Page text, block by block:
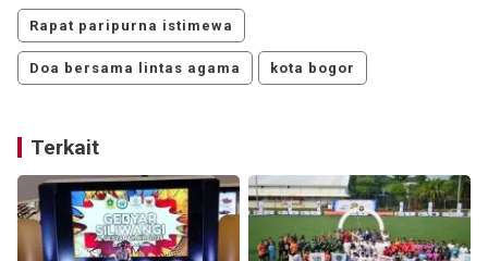
Rapat paripurna istimewa
Doa bersama lintas agama kota bogor
Terkait